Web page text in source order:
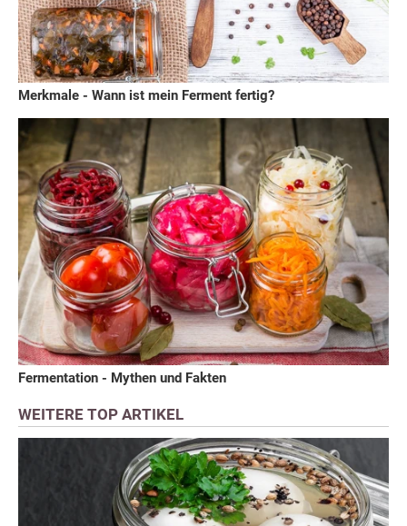
Merkmale - Wann ist mein Ferment fertig?
Fermentation - Mythen und Fakten
WEITERE TOP ARTIKEL